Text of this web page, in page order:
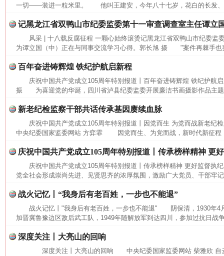
一切——装进一粒米里。 他叫王建安，今年八十七岁，花白的长发、
记黑龙江省双鸭山市纪委监委第十一审查调查室主任谭立
风采 | 十八载反腐征程 一颗心始终滚烫记黑龙江省双鸭山市纪委监
为谭立国（中）正在与同事交流学习心得。郭长旭 摄 "案件再棘手也
百年奋进铸辉煌 铁纪护航启新程
庆祝中国共产党成立105周年特别报道丨百年奋进铸辉煌 铁纪护航
振 为喜迎党的华诞，四川省泸县纪委监委开展廉洁书画摄影作品主
新老纪检监察干部共话传承基因赓续血脉
庆祝中国共产党成立105周年特别报道丨因党而生 为党而战新老纪
中央纪委国家监委网站 方弈霏 因党而生、为党而战，新时代新征程
庆祝中国共产党成立105周年特别报道丨传承榜样精神 更
庆祝中国共产党成立105周年特别报道丨传承榜样精神 更好监督
党全社会形成崇尚先进、见贤思齐的浓厚氛围，激励广大党员、干部牢
战火记忆丨“我身后有老百姓，一步也不能退”
战火记忆丨"我身后有老百姓，一步也不能退" 阴保清，1930年4
加晋冀鲁豫边区敌后武工队，1949年随解放军到达四川，参加过抗日战
深度关注丨大亮山的回响
深度关注丨大亮山的回响 中央纪委国家监委网站 柴雅欣